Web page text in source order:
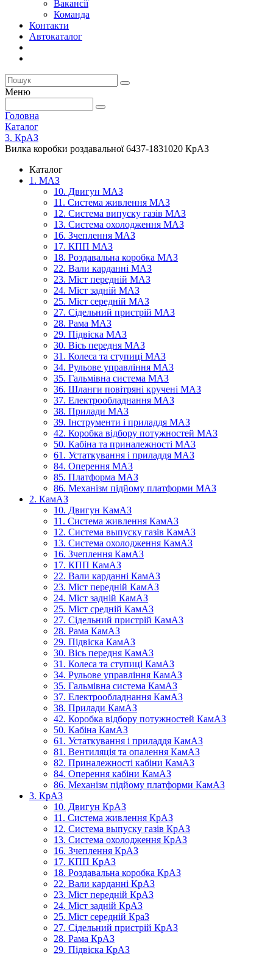
Вакансії
Команда
Контакти
Автокаталог
Меню
Головна
Каталог
3. КрАЗ
Вилка коробки роздавальної 6437-1831020 КрАЗ
Каталог
1. МАЗ
10. Двигун МАЗ
11. Система живлення МАЗ
12. Система випуску газів МАЗ
13. Система охолодження МАЗ
16. Зчеплення МАЗ
17. КПП МАЗ
18. Роздавальна коробка МАЗ
22. Вали карданні МАЗ
23. Міст передній МАЗ
24. Міст задній МАЗ
25. Міст середній МАЗ
27. Сідельний пристрій МАЗ
28. Рама МАЗ
29. Підвіска МАЗ
30. Вісь передня МАЗ
31. Колеса та ступиці МАЗ
34. Рульове управління МАЗ
35. Гальмівна система МАЗ
36. Шланги повітряні кручені МАЗ
37. Електрообладнання МАЗ
38. Прилади МАЗ
39. Інструменти і приладдя МАЗ
42. Коробка відбору потужностей МАЗ
50. Кабіна та приналежності МАЗ
61. Устаткування і приладдя МАЗ
84. Оперення МАЗ
85. Платформа МАЗ
86. Механізм підйому платформи МАЗ
2. КамАЗ
10. Двигун КамАЗ
11. Система живлення КамАЗ
12. Система выпуску газів КамАЗ
13. Система охолодження КамАЗ
16. Зчеплення КамАЗ
17. КПП КамАЗ
22. Вали карданні КамАЗ
23. Міст передній КамАЗ
24. Міст задній КамАЗ
25. Міст средній КамАЗ
27. Сідельний пристрій КамАЗ
28. Рама КамАЗ
29. Підвіска КамАЗ
30. Вісь передня КамАЗ
31. Колеса та ступиці КамАЗ
34. Рульове управління КамАЗ
35. Гальмівна система КамАЗ
37. Електрообладнання КамАЗ
38. Прилади КамАЗ
42. Коробка відбору потужностей КамАЗ
50. Кабіна КамАЗ
61. Устаткування і приладдя КамАЗ
81. Вентиляція та опалення КамАЗ
82. Приналежності кабіни КамАЗ
84. Оперення кабіни КамАЗ
86. Механізм підйому платформи КамАЗ
3. КрАЗ
10. Двигун КрАЗ
11. Система живлення КрАЗ
12. Система выпуску газів КрАЗ
13. Система охолодження КрАЗ
16. Зчеплення КрАЗ
17. КПП КрАЗ
18. Роздавальна коробка КрАЗ
22. Вали карданні КрАЗ
23. Міст передній КрАЗ
24. Міст задній КрАЗ
25. Міст середній КраЗ
27. Сідельний пристрій КрАЗ
28. Рама КрАЗ
29. Підвіска КрАЗ